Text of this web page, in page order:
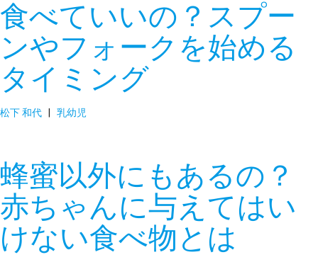
食べていいの？スプー
ンやフォークを始める
タイミング
松下 和代 乳幼児
蜂蜜以外にもあるの？
赤ちゃんに与えてはい
けない食べ物とは